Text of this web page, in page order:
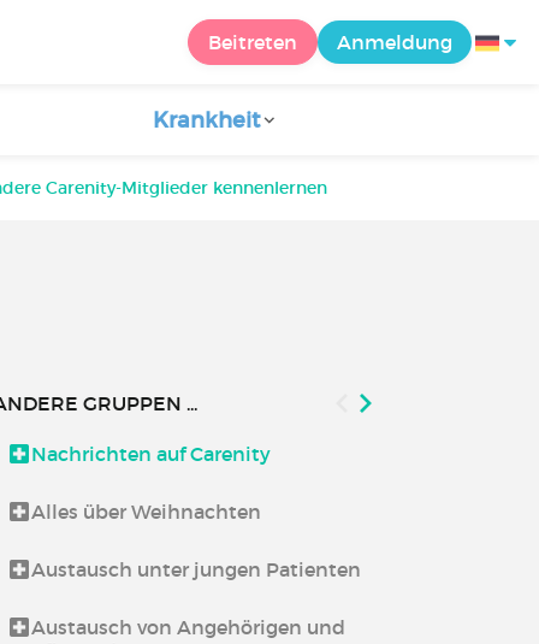
Beitreten Anmeldung
Krankheit
Carenity-Mitglieder kennenlernen
GRUPPEN ...
Nachrichten auf Carenity
Alles über Weihnachten
Austausch unter jungen Patienten
Austausch von Angehörigen und